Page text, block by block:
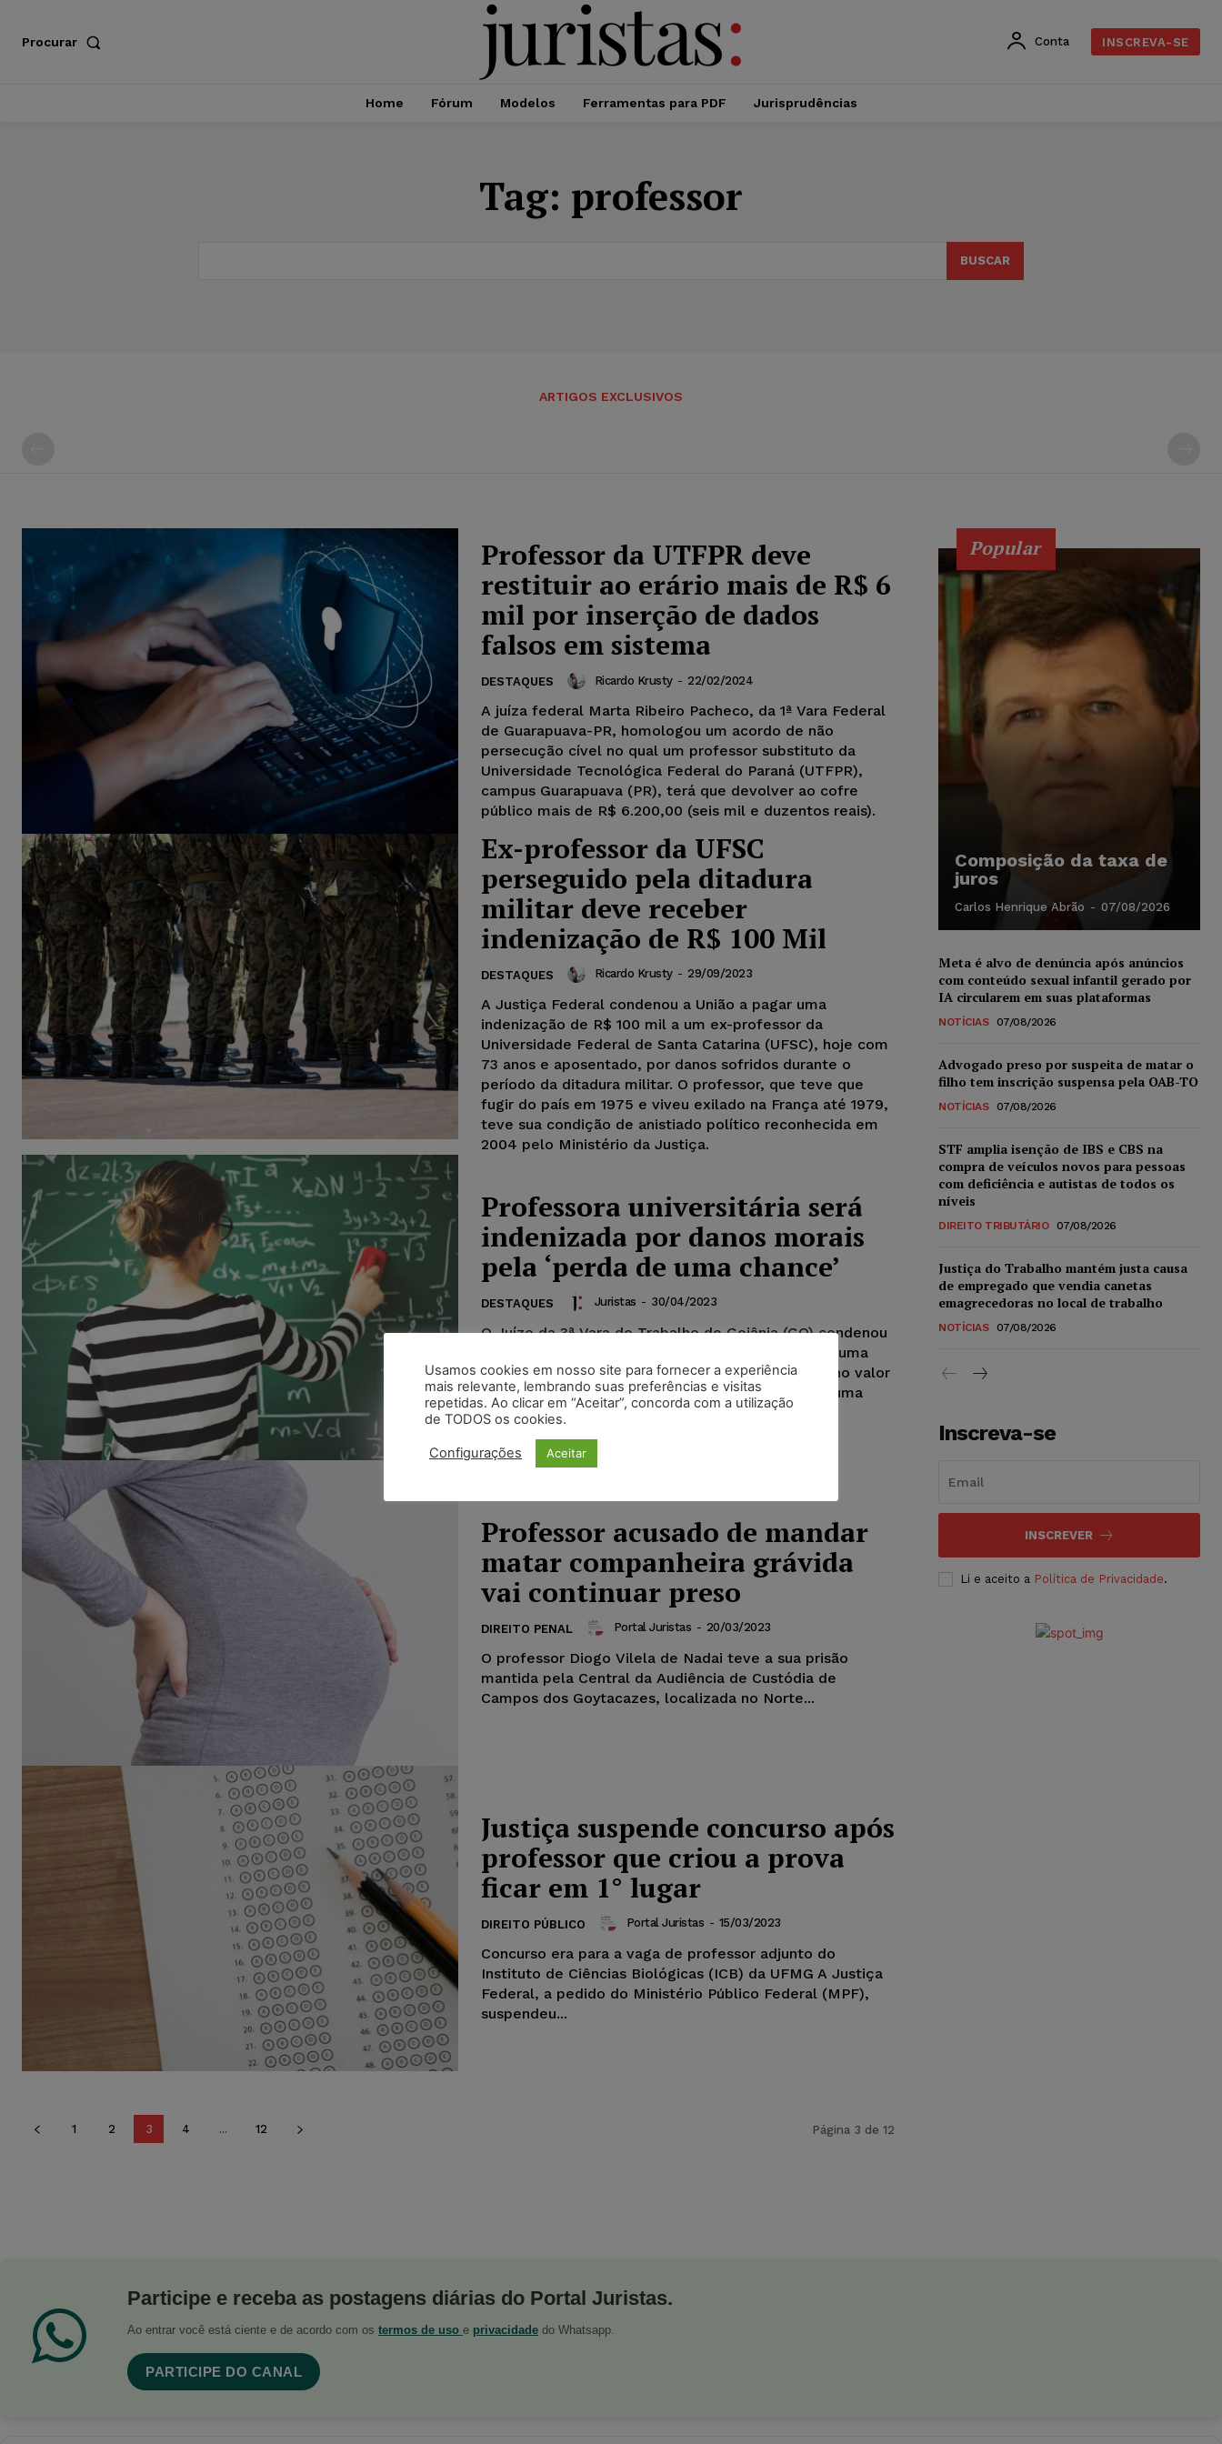
Procurar Conta INSCREVA-SE
Home Fórum Modelos Ferramentas para PDF Jurisprudências
Tag: professor
BUSCAR
ARTIGOS EXCLUSIVOS
Professor da UTFPR deve
restituir ao erário mais de R$ 6
mil por inserção de dados
falsos em sistema
DESTAQUES Ricardo Krusty - 22/02/2024
A juíza federal Marta Ribeiro Pacheco, da 1ª Vara Federal
de Guarapuava-PR, homologou um acordo de não
persecução cível no qual um professor substituto da
Universidade Tecnológica Federal do Paraná (UTFPR),
campus Guarapuava (PR), terá que devolver ao cofre
público mais de R$ 6.200,00 (seis mil e duzentos reais).
Ex-professor da UFSC
perseguido pela ditadura
militar deve receber
indenização de R$ 100 Mil
DESTAQUES Ricardo Krusty - 29/09/2023
A Justiça Federal condenou a União a pagar uma
indenização de R$ 100 mil a um ex-professor da
Universidade Federal de Santa Catarina (UFSC), hoje com
73 anos e aposentado, por danos sofridos durante o
período da ditadura militar. O professor, que teve que
fugir do país em 1975 e viveu exilado na França até 1979,
teve sua condição de anistiado político reconhecida em
2004 pelo Ministério da Justiça.
Professora universitária será
indenizada por danos morais
pela ‘perda de uma chance’
DESTAQUES Juristas - 30/04/2023
O Juízo da 3ª Vara do Trabalho de Goiânia (GO) condenou
uma instituição de ensino universitário a indenizar uma
professora universitária a título de danos morais, no valor
de R$ 15.000,00 (quinze mil reais), pela perda de uma
chance.
Professor acusado de mandar
matar companheira grávida
vai continuar preso
DIREITO PENAL Portal Juristas - 20/03/2023
O professor Diogo Vilela de Nadai teve a sua prisão
mantida pela Central da Audiência de Custódia de
Campos dos Goytacazes, localizada no Norte...
Justiça suspende concurso após
professor que criou a prova
ficar em 1° lugar
DIREITO PÚBLICO Portal Juristas - 15/03/2023
Concurso era para a vaga de professor adjunto do
Instituto de Ciências Biológicas (ICB) da UFMG A Justiça
Federal, a pedido do Ministério Público Federal (MPF),
suspendeu...
1 2 3 4 ... 12 Página 3 de 12
Popular
Composição da taxa de
juros
Carlos Henrique Abrão - 07/08/2026
Meta é alvo de denúncia após anúncios
com conteúdo sexual infantil gerado por
IA circularem em suas plataformas
NOTÍCIAS 07/08/2026
Advogado preso por suspeita de matar o
filho tem inscrição suspensa pela OAB-TO
NOTÍCIAS 07/08/2026
STF amplia isenção de IBS e CBS na
compra de veículos novos para pessoas
com deficiência e autistas de todos os
níveis
DIREITO TRIBUTÁRIO 07/08/2026
Justiça do Trabalho mantém justa causa
de empregado que vendia canetas
emagrecedoras no local de trabalho
NOTÍCIAS 07/08/2026
Inscreva-se
INSCREVER
Li e aceito a Política de Privacidade.
Participe e receba as postagens diárias do Portal Juristas.
Ao entrar você está ciente e de acordo com os termos de uso e privacidade do Whatsapp.
PARTICIPE DO CANAL
Usamos cookies em nosso site para fornecer a experiência
mais relevante, lembrando suas preferências e visitas
repetidas. Ao clicar em “Aceitar”, concorda com a utilização
de TODOS os cookies.
Configurações Aceitar